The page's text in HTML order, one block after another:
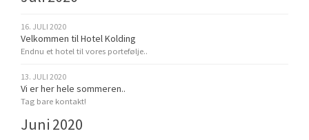
16. JULI 2020
Velkommen til Hotel Kolding
Endnu et hotel til vores portefølje..
13. JULI 2020
Vi er her hele sommeren..
Tag bare kontakt!
Juni 2020